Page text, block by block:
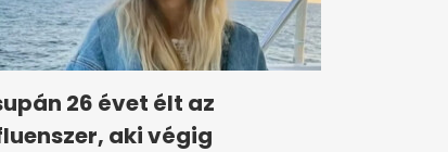
26 évet élt az
aki végig